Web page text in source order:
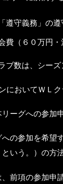
遵守義務」の
費（６０万円
ブ数は、シーズ
においてＷＬク
ーグへの参加申
の参加を希望
いう。）の方
前項の参加申